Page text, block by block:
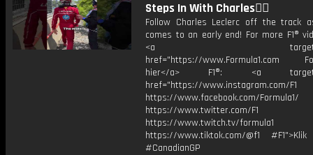
Steps In With Charles🚶‍♂️
Follow Charles Leclerc off the track
comes to an early end! For more F1®
<a
href="https://www.Formula1.com
hier</a> F1®: <a
href="https://www.instagram.com/F1
https://www.facebook.com/Formula1/
https://www.twitter.com/F1
https://www.twitch.tv/formula1
https://www.tiktok.com/@f1
#CanadianGP